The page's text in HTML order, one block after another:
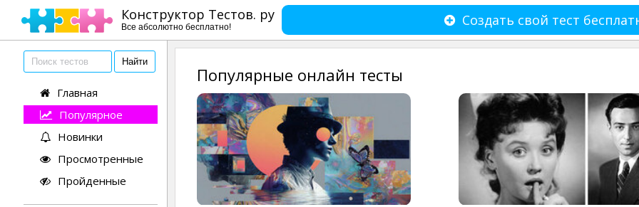
Конструктор Тестов. ру
Все абсолютно бесплатно! Создать свой тест
Главная
Популярное
Новинки
Просмотренные
Пройденные
Популярные онлайн тесты